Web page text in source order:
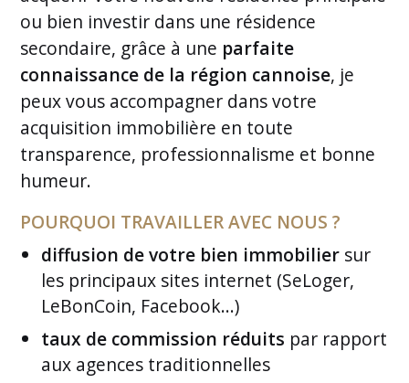
ou bien investir dans une résidence
secondaire, grâce à une parfaite
connaissance de la région cannoise, je
peux vous accompagner dans votre
acquisition immobilière en toute
transparence, professionnalisme et bonne
humeur.
POURQUOI TRAVAILLER AVEC NOUS ?
diffusion de votre bien immobiliersur
les principaux sites internet (SeLoger,
LeBonCoin, Facebook...)
taux de commission réduits par rapport
aux agences traditionnelles